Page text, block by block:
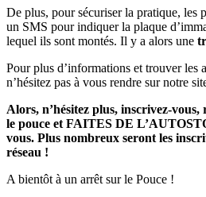
De plus, pour sécuriser la pratique, les
un SMS pour indiquer la plaque
lequel ils sont montés. Il y a alors une
Pour plus d’informations et trouver les
n’hésitez pas à vous rendre sur notre
Alors, n’hésitez plus, inscrivez-
le pouce et FAITES DE
vous. Plus nombreux seront les
réseau !
A bientôt à un arrêt sur le Pouce !